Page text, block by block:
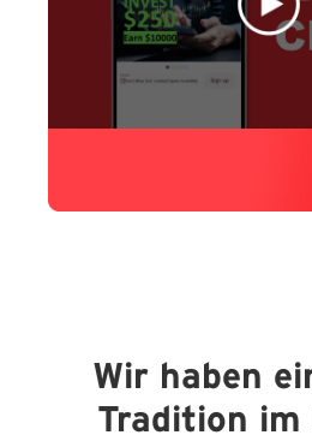
Wir haben
Tradition im